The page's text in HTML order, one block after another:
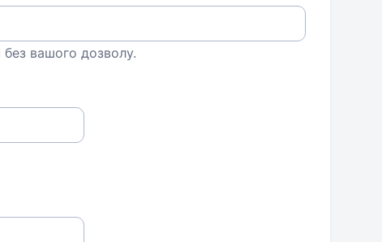
без вашого дозволу.